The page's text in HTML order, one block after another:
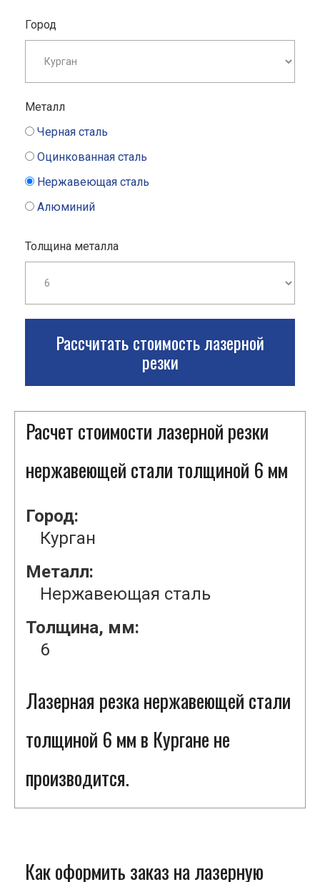
Город
Металл
Черная сталь
Оцинкованная сталь
Нержавеющая сталь
Алюминий
Толщина металла
Рассчитать стоимость лазерной
резки
Расчет стоимости лазерной резки
нержавеющей стали толщиной 6 мм
Город:
Курган
Металл:
Нержавеющая сталь
Толщина, мм:
6
Лазерная резка нержавеющей стали
толщиной 6 мм в Кургане не
производится.
Как оформить заказ на лазерную